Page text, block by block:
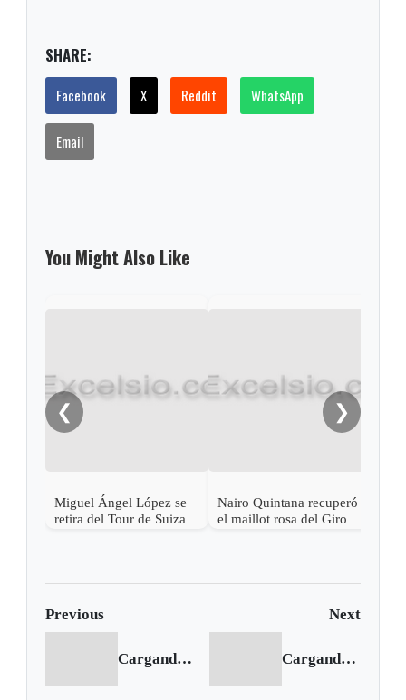
SHARE:
Facebook X Reddit WhatsApp
Email
You Might Also Like
❮
Miguel Ángel López se
retira del Tour de Suiza
Nairo Quintana recuperó
el maillot rosa del Giro
❯
Previous Next
Cargando anterior... Cargando siguiente...